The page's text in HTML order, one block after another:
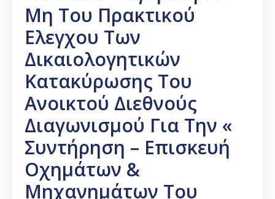
Μη Του Πρακτικού
Ελεγχου Των
Δικαιολογητικών
Κατακύρωσης Του
Ανοικτού Διεθνούς
Διαγωνισμού Για Την «
Συντήρηση – Επισκευή
Οχημάτων &
Μηχανημάτων Του